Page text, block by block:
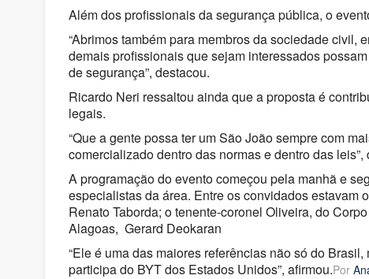
Além dos profissionais da segurança pública, o
“Abrimos também para membros da sociedade civil,
demais profissionais que sejam interessados
de segurança”, destacou.
Ricardo Neri ressaltou ainda que a proposta é
legais.
“Que a gente possa ter um São João sempre com
comercializado dentro das normas e dentro das leis”,
A programação do evento começou pela manhã e
especialistas da área. Entre os convidados
Renato Taborda; o tenente-coronel Oliveira, do
Alagoas, Gerard Deokaran
“Ele é uma das maiores referências não só do
participa do BYT dos Estados Unidos”, afirmou.Por